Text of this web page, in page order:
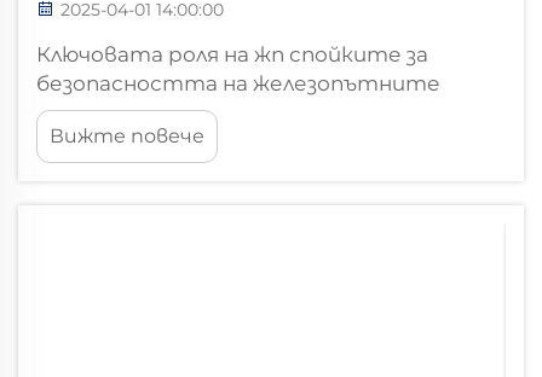
2025-04-01 14:00:00
Ключовата роля на жп спойките за
безопасността на железопътните
линии. Как жп спойките
предотвратяват изместването на
релсите. Жп спойките имат основна
Вижте повече